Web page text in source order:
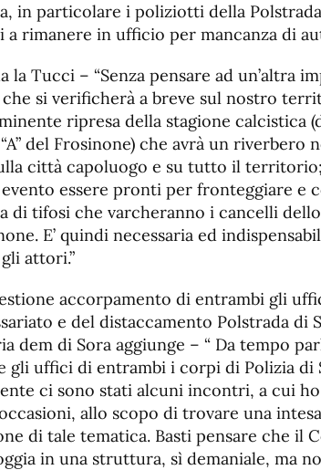
in particolare i poliziotti della
rimanere in ufficio per mancanza di
la Tucci – “Senza pensare ad un’altra
si verificherà a breve sul nostro
ripresa della stagione calcistica
del Frosinone) che avrà un riverbero
città capoluogo e su tutto il
essere pronti per fronteggiare e
di tifosi che varcheranno i cancelli
E’ quindi necessaria ed
attori.”
accorpamento di entrambi gli
e del distaccamento Polstrada di
dem di Sora aggiunge – “ Da tempo
gli uffici di entrambi i corpi di Polizia di
ci sono stati alcuni incontri, a cui
allo scopo di trovare una
di tale tematica. Basti pensare che il
in una struttura, sì demaniale, ma